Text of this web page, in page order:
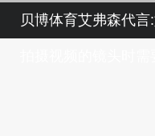
贝博体育艾弗森代